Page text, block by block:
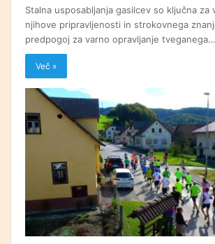
Stalna usposabljanja gasilcev so ključna za
njihove pripravljenosti in strokovnega
predpogoj za varno opravljanje tveganega…
Več »